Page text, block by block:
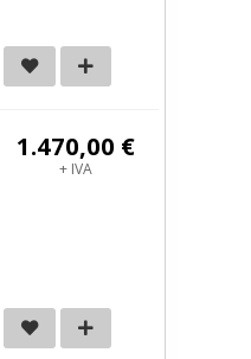
1.470,00 €
+ IVA